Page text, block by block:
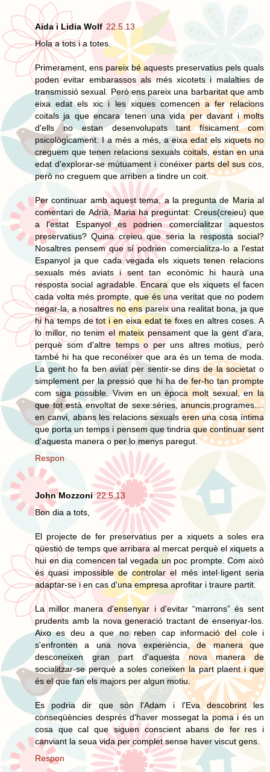
Aida i Lidia Wolf 22.5.13
Hola a tots i a totes.
Primerament, ens pareix bé aquests preservatius pels quals
poden evitar embarassos als més xicotets i malalties de
transmissió sexual. Però ens pareix una barbaritat que amb
eixa edat els xic i les xiques comencen a fer relacions
coitals ja que encara tenen una vida per davant i molts
d'ells no estan desenvolupats tant físicament com
psicològicament. I a més a més, a eixa edat els xiquets no
creguem que tenen relacions sexuals coitals, estan en una
edat d'explorar-se mútuament i conéixer parts del sus cos,
però no creguem que arriben a tindre un coit.
Per continuar amb aquest tema, a la pregunta de Maria al
comentari de Adrià, Maria ha preguntat: Creus(creieu) que
a l'estat Espanyol es podrien comercialitzar aquestos
preservatius? Quina creieu que seria la resposta social?
Nosaltres pensem que sí podrien comercialitza-lo a l'estat
Espanyol ja que cada vegada els xiquets tenen relacions
sexuals més aviats i sent tan econòmic hi haurà una
resposta social agradable. Encara que els xiquets el facen
cada volta més prompte, que és una veritat que no podem
negar-la, a nosaltres no ens pareix una realitat bona, ja que
hi ha temps de tot i en eixa edat te fixes en altres coses. A
lo millor, no tenim el mateix pensament que la gent d'ara,
perquè som d'altre temps o per uns altres motius, però
també hi ha que reconéixer que ara és un tema de moda.
La gent ho fa ben aviat per sentir-se dins de la societat o
simplement per la pressió que hi ha de fer-ho tan prompte
com siga possible. Vivim en un època molt sexual, en la
que tot està envoltat de sexe:sèries, anuncis,programes....
en canvi, abans les relacions sexuals eren una cosa íntima
que porta un temps i pensem que tindria que continuar sent
d'aquesta manera o per lo menys paregut.
Respon
John Mozzoni 22.5.13
Bon dia a tots,
El projecte de fer preservatius per a xiquets a soles era
qüestió de temps que arribara al mercat perquè el xiquets a
hui en dia comencen tal vegada un poc prompte. Com això
és quasi impossible de controlar el més intel·ligent seria
adaptar-se i en cas d'una empresa aprofitar i traure partit.
La millor manera d'ensenyar i d'evitar “marrons” és sent
prudents amb la nova generació tractant de ensenyar-los.
Aixo es deu a que no reben cap informació del cole i
s'enfronten a una nova experiència, de manera que
desconeixen gran part d'aquesta nova manera de
socialitzar-se perquè a soles coneixen la part plaent i que
és el que fan els majors per algun motiu.
Es podria dir que són l'Adam i l'Eva descobrint les
conseqüències després d'haver mossegat la poma i és un
cosa que cal que siguen conscient abans de fer res i
canviant la seua vida per complet sense haver viscut gens.
Respon